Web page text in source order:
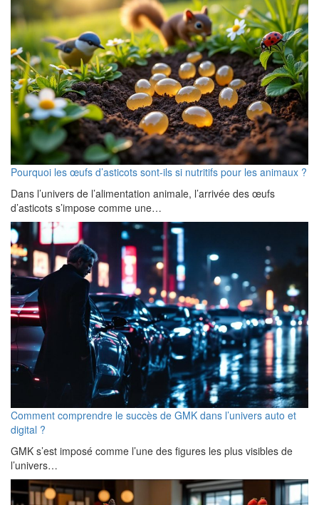
Pourquoi les œufs d’asticots sont-ils si nutritifs pour les animaux ?
Dans l’univers de l’alimentation animale, l’arrivée des œufs
d’asticots s’impose comme une…
Comment comprendre le succès de GMK dans l’univers auto et
digital ?
GMK s’est imposé comme l’une des figures les plus visibles de
l’univers…